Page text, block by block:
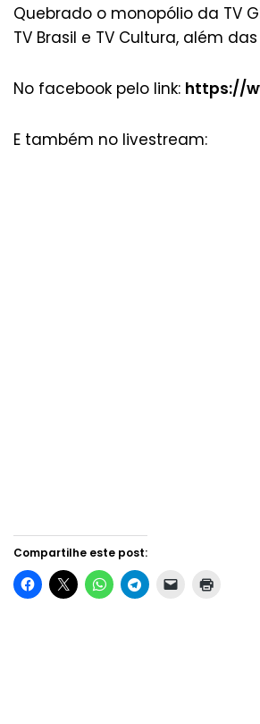
Quebrado o monopólio da TV
TV Brasil e TV Cultura, além
No facebook pelo link: https://
E também no livestream:
Compartilhe este post: